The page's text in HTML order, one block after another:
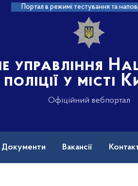
Портал в режимі тестування та
управління
поліції у місті
Офіційний вебпортал
Документи Вакансії